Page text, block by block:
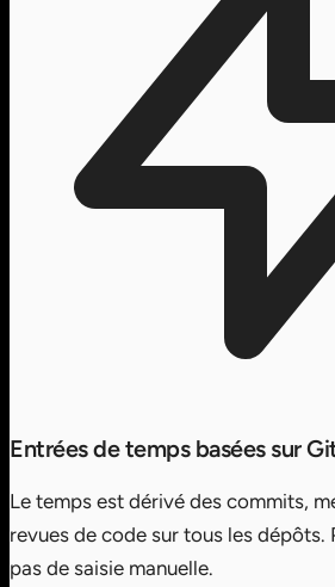
Entrées de temps basées sur
Le temps est dérivé des commits,
revues de code sur tous les dépôts.
pas de saisie manuelle.